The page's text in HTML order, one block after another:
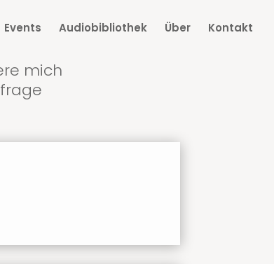
Events Audiobibliothek Über Kontakt
mich